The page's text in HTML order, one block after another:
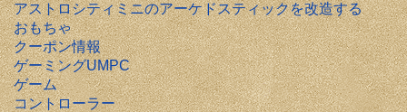
アストロシティミニのアーケドスティックを改造する
おもちゃ
クーポン情報
ゲーミングUMPC
ゲーム
コントローラー